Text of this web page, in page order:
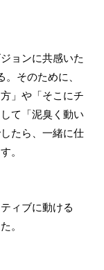
ョンに共感いた
そのために、
」や「そこにチ
て「泥臭く動い
たら、一緒に仕
。
ィブに動ける
。